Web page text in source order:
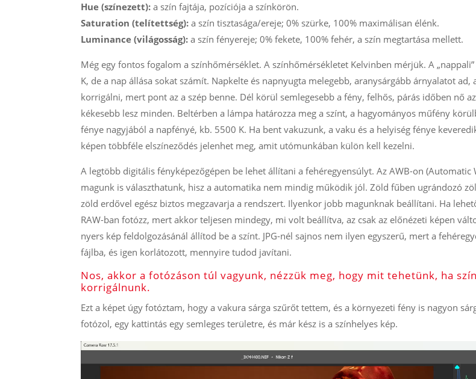
Hue (színezett): a szín fajtája, pozíciója a színkörön.
Saturation (telítettség): a szín tisztasága/ereje; 0% szürke, 100% maximálisan élénk.
Luminance (világosság): a szín fényereje; 0% fekete, 100% fehér, a szín megtartása mellett.
Még egy fontos fogalom a színhőmérséklet. A színhőmérsékletet Kelvinben mérjük. A
K, de a nap állása sokat számít. Napkelte és napnyugta melegebb, aranysárgább árnyalatot
korrigálni, mert pont az a szép benne. Dél körül semlegesebb a fény, felhős, párás időben nő
kékesebb lesz minden. Beltérben a lámpa határozza meg a színt, a hagyományos műfény
fénye nagyjából a napfényé, kb. 5500 K. Ha bent vakuzunk, a vaku és a helyiség fénye
képen többféle elszíneződés jelenhet meg, amit utómunkában külön kell kezelni.
A legtöbb digitális fényképezőgépen be lehet állítani a fehéregyensúlyt. Az AWB-on (Automatic
magunk is választhatunk, hisz a automatika nem mindig működik jól. Zöld fűben ugrándozó
zöld erdővel egész biztos megzavarja a rendszert. Ilyenkor jobb magunknak beállítani. Ha
RAW-ban fotózz, mert akkor teljesen mindegy, mi volt beállítva, az csak az előnézeti képen
nyers kép feldolgozásánál állítod be a színt. JPG-nél sajnos nem ilyen egyszerű, mert a
fájlba, és igen korlátozott, mennyire tudod javítani.
Nos, akkor a fotózáson túl vagyunk, nézzük meg, hogy mit tehetünk, ha
korrigálnunk.
Ezt a képet úgy fotóztam, hogy a vakura sárga szűrőt tettem, és a környezeti fény is nagyon
fotózol, egy kattintás egy semleges területre, és már kész is a színhelyes kép.